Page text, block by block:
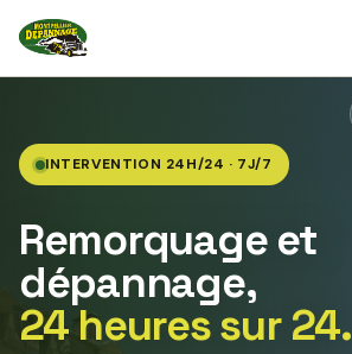
INTERVENTION 24H/24 · 7J/7
Remorquage et
dépannage,
24 heures sur 24.